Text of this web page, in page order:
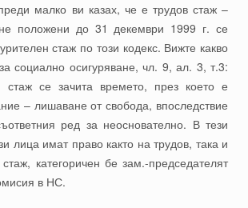
малко ви казах, че е трудов стаж –
положени до 31 декември 1999 г. се
стаж по този кодекс. Вижте какво
социално осигуряване, чл. 9, ал. 3, т.3:
стаж се зачита времето, през което е
– лишаване от свобода, впоследствие
ред за неоснователно. В тези
лица имат право както на трудов, така и
категоричен бе зам.-председателят
в НС.